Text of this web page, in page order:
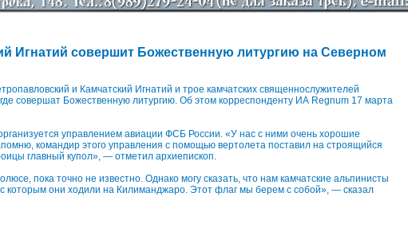
Игнатий совершит Божественную литургию на Северном
и Камчатский Игнатий и трое камчатских священнослужителей
совершат Божественную литургию. Об этом корреспонденту ИА Regnum 17 марта
управлением авиации ФСБ России. «У нас с ними очень хорошие
командир этого управления с помощью вертолета поставил на строящийся
главный купол», — отметил архиепископ.
пока точно не известно. Однако могу сказать, что нам камчатские альпинисты
которым они ходили на Килиманджаро. Этот флаг мы берем с собой», — сказал